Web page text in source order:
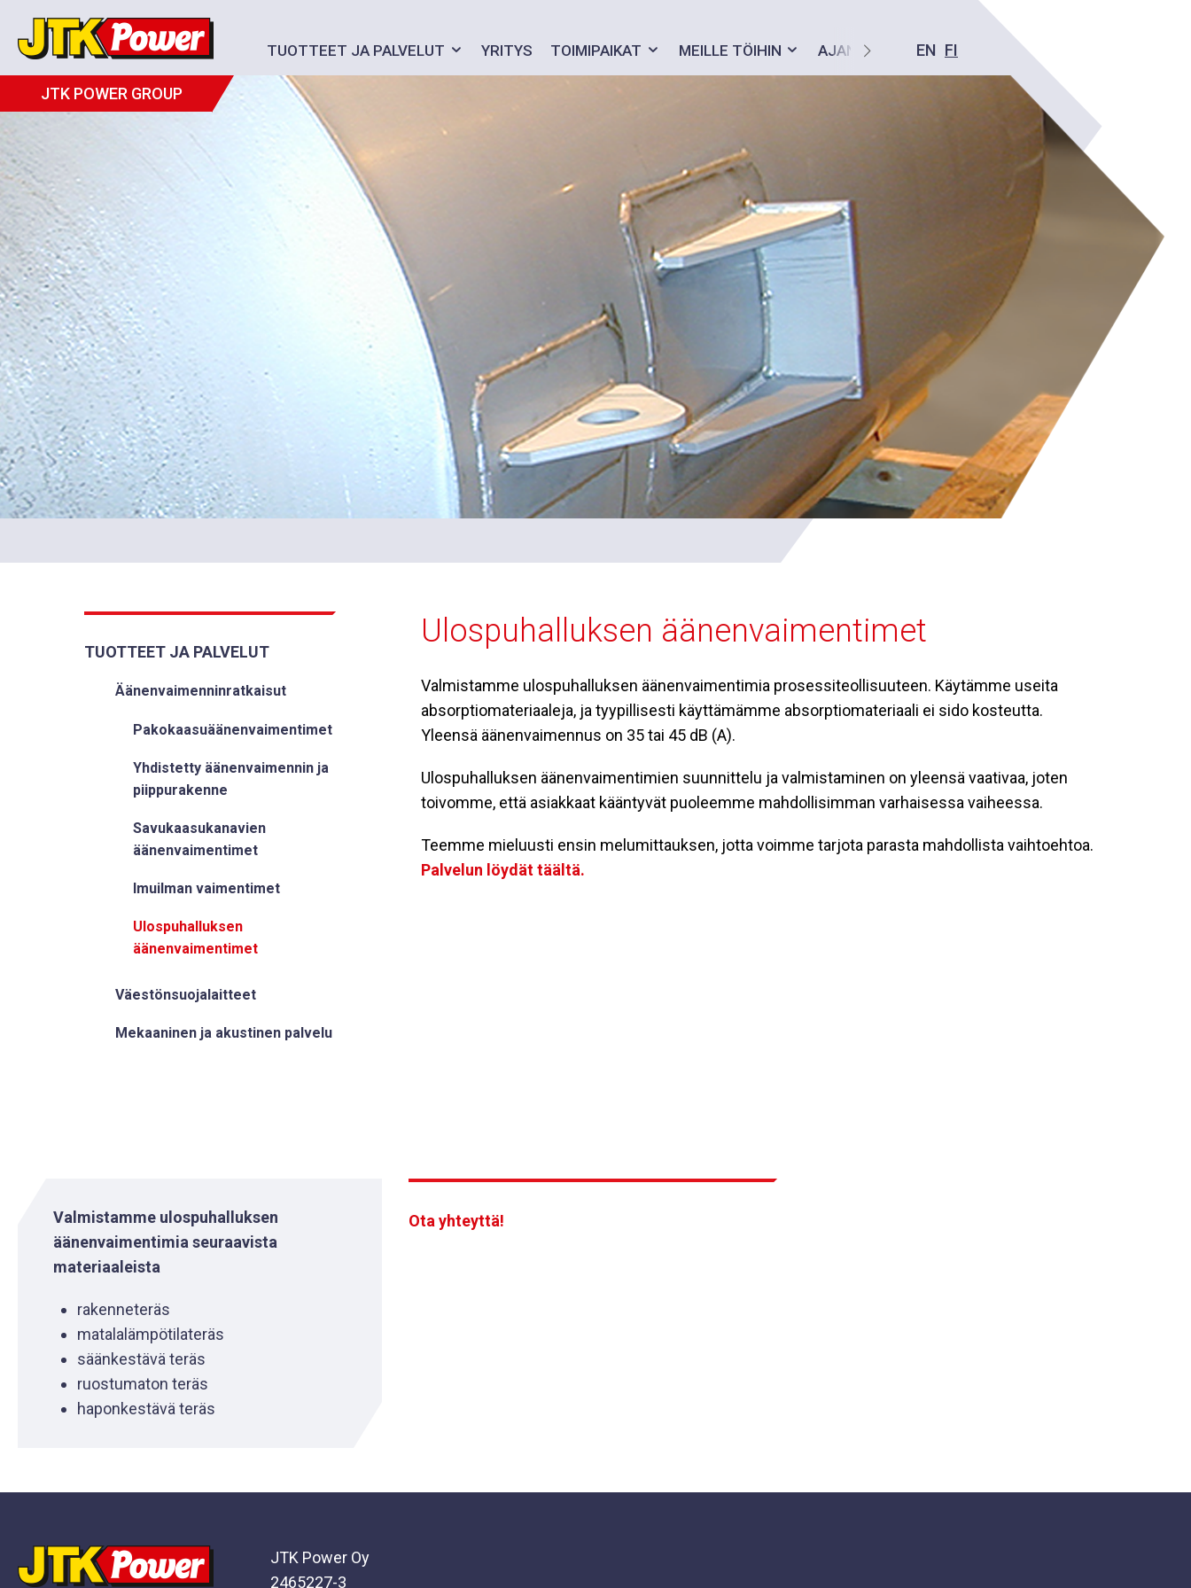
EN FI
TUOTTEET JA PALVELUT YRITYS TOIMIPAIKAT MEILLE TÖIHIN AJANKOHTAISTA
JTK POWER GROUP
TUOTTEET JA PALVELUT
Äänenvaimenninratkaisut
Pakokaasuäänenvaimentimet
Yhdistetty äänenvaimennin ja
piippurakenne
Savukaasukanavien
äänenvaimentimet
Imuilman vaimentimet
Ulospuhalluksen
äänenvaimentimet
Väestönsuojalaitteet
Mekaaninen ja akustinen palvelu
Ulospuhalluksen äänenvaimentimet
Valmistamme ulospuhalluksen äänenvaimentimia prosessiteollisuuteen. Käytämme useita
absorptiomateriaaleja, ja tyypillisesti käyttämämme absorptiomateriaali ei sido kosteutta.
Yleensä äänenvaimennus on 35 tai 45 dB (A).
Ulospuhalluksen äänenvaimentimien suunnittelu ja valmistaminen on yleensä vaativaa, joten
toivomme, että asiakkaat kääntyvät puoleemme mahdollisimman varhaisessa vaiheessa.
Teemme mieluusti ensin melumittauksen, jotta voimme tarjota parasta mahdollista vaihtoehtoa.
Palvelun löydät täältä.
Valmistamme ulospuhalluksen
äänenvaimentimia seuraavista
materiaaleista
rakenneteräs
matalalämpötilateräs
säänkestävä teräs
ruostumaton teräs
haponkestävä teräs
Ota yhteyttä!
JTK Power Oy
2465227-3